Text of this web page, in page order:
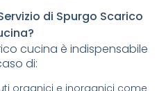
di Spurgo Scarico
cucina è indispensabile
di: